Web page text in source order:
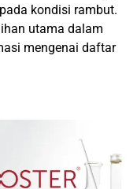
kondisi rambut.
utama dalam
mengenai daftar